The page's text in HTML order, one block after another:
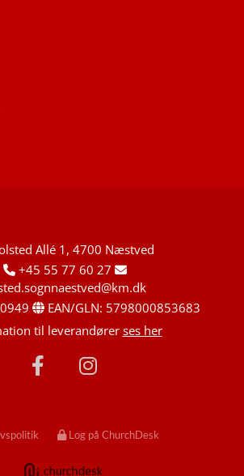
Allé 1, 4700 Næstved
+45 55 77 60 27 
 EAN/GLN: 5798000853683
til leverandører ses her
Log på ChurchDesk